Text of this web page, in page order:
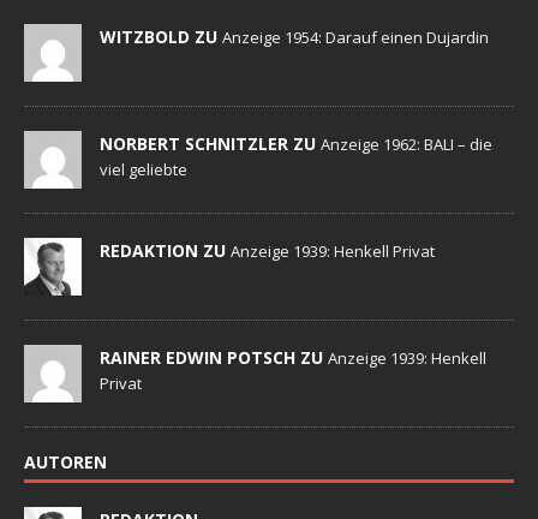
WITZBOLD ZU Anzeige 1954: Darauf einen Dujardin
NORBERT SCHNITZLER ZU Anzeige 1962: BALI – die
viel geliebte
REDAKTION ZU Anzeige 1939: Henkell Privat
RAINER EDWIN POTSCH ZU Anzeige 1939: Henkell
Privat
AUTOREN